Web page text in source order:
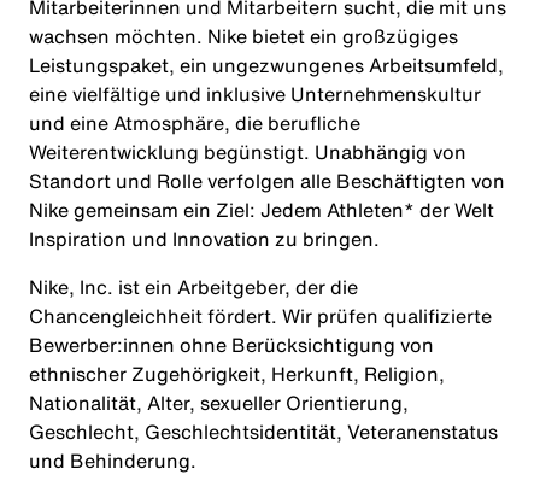
Mitarbeiterinnen und Mitarbeitern sucht, die mit uns
wachsen möchten. Nike bietet ein großzügiges
Leistungspaket, ein ungezwungenes Arbeitsumfeld,
eine vielfältige und inklusive Unternehmenskultur
und eine Atmosphäre, die berufliche
Weiterentwicklung begünstigt. Unabhängig von
Standort und Rolle verfolgen alle Beschäftigten von
Nike gemeinsam ein Ziel: Jedem Athleten* der Welt
Inspiration und Innovation zu bringen.
Nike, Inc. ist ein Arbeitgeber, der die
Chancengleichheit fördert. Wir prüfen qualifizierte
Bewerber:innen ohne Berücksichtigung von
ethnischer Zugehörigkeit, Herkunft, Religion,
Nationalität, Alter, sexueller Orientierung,
Geschlecht, Geschlechtsidentität, Veteranenstatus
und Behinderung.